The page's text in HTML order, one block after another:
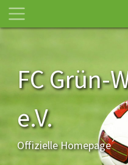
FC Grün-
e.V.
Offizielle Homepage